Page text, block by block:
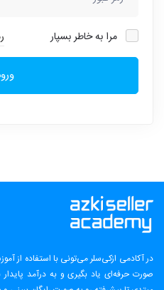
مرا به خاطر بسپار
در آکادمی ازکی‌سلر می‌تونی با استفاده
صورت حرفه‌ای یاد بگیری و به درآمد